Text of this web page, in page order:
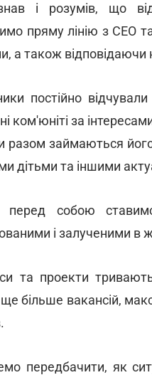
знав і розумів, що
пряму лінію з
а також відповідаючи
постійно
ком'юніті за
разом займаються
дітьми та іншими
собою
і залученими в
та проекти
ще більше вакансій,
передбачити, як